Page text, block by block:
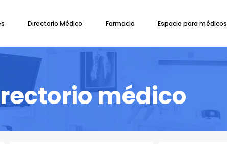
Directorio Médico Farmacia Espacio para médicos
médico